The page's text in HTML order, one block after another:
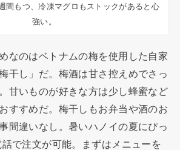
間もつ、冷凍マグロもストックがあると心
強い。
なのはベトナムの梅を使用した自家
干し」だ。梅酒は甘さ控えめでさっ
甘いものが好きな方は少し蜂蜜など
すすめだ。梅干しもお弁当や酒のお
間違いなし。暑いハノイの夏にぴっ
で注文が可能。まずはメニューを